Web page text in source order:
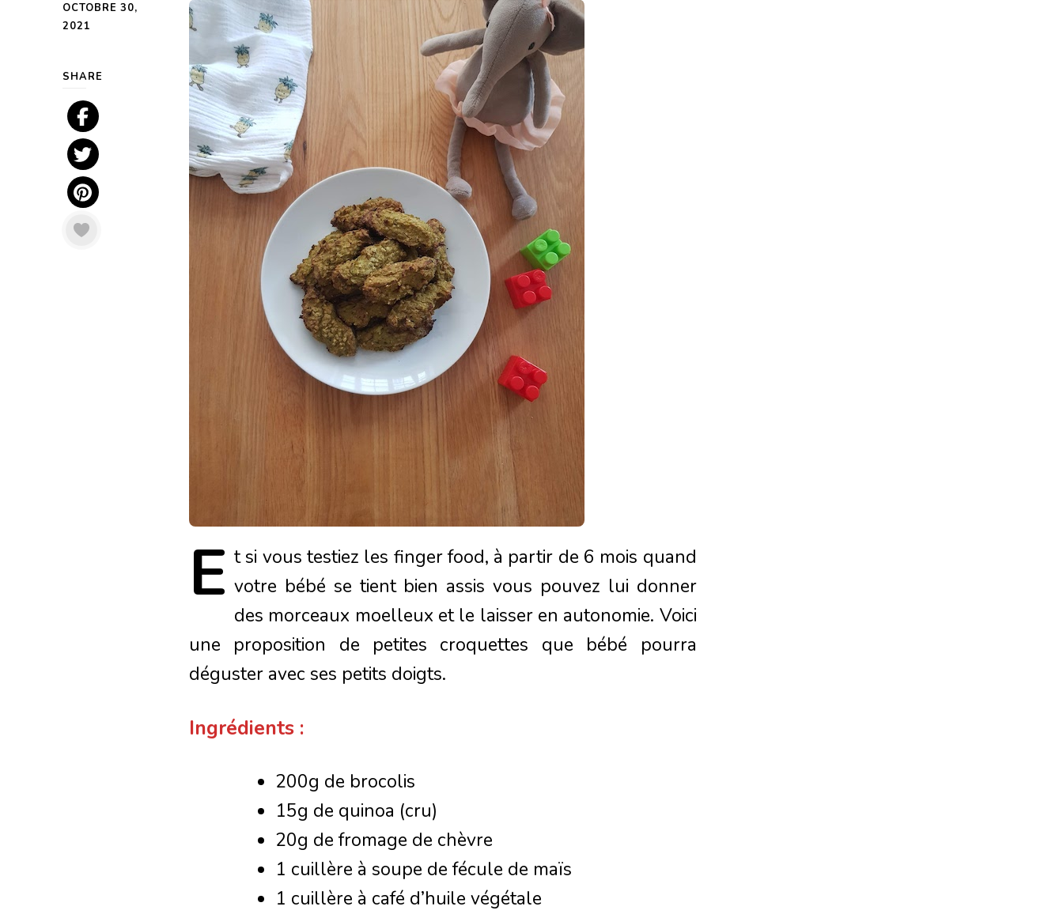
OCTOBRE 30,
2021
SHARE
E tsi vous testiez les finger food, à partir de 6 mois quand
votre bébé se tient bien assis vous pouvez lui donner
des morceaux moelleux et le laisser en autonomie. Voici
une proposition de petites croquettes que bébé pourra
déguster avec ses petits doigts.
Ingrédients :
200g de brocolis
15g de quinoa (cru)
20g de fromage de chèvre
1 cuillère à soupe de fécule de maïs
1 cuillère à café d’huile végétale